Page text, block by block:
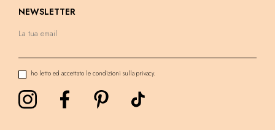
NEWSLETTER
ho letto ed accettato le condizioni sulla privacy.